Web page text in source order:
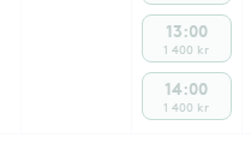
13:00
1 400 kr
14:00
1 400 kr